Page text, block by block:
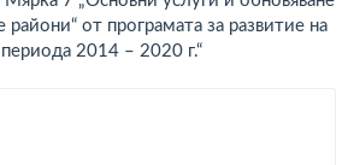
райони“ от програмата за развитие на
2014 – 2020 г.“